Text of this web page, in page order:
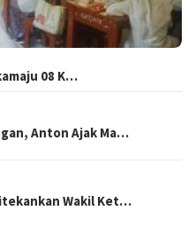
08 K…
Anton Ajak Ma…
Wakil Ket…